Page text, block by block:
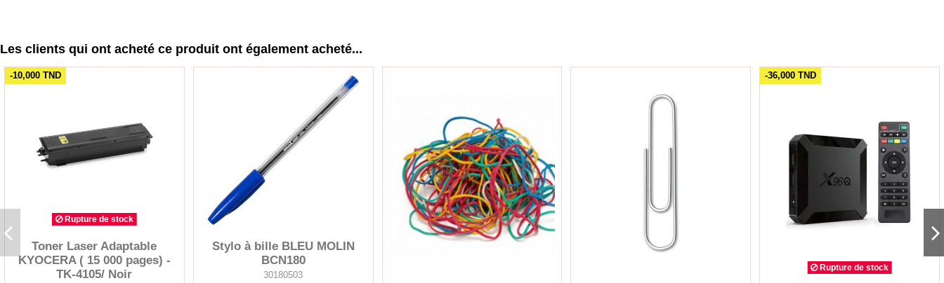
Les clients qui ont acheté ce produit ont également acheté...
-10,000 TND
Rupture de stock
Toner Laser Adaptable
KYOCERA ( 15 000 pages) -
TK-4105/ Noir
Stylo à bille BLEU MOLIN
BCN180
30180503
-36,000 TND
Rupture de stock